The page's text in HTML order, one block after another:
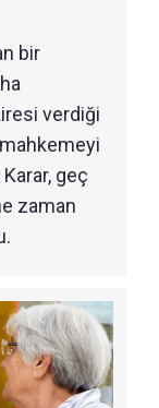
bir
verdiği
geç
zaman